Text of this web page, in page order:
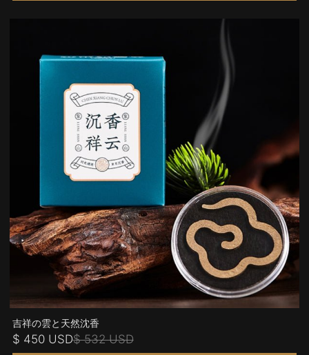
吉祥の雲と天然沈香
$ 450 USD$ 532 USD